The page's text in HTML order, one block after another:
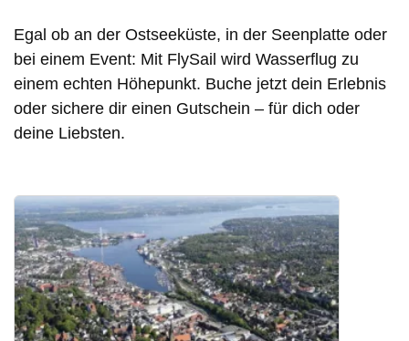
Egal ob an der Ostseeküste, in der Seenplatte oder
bei einem Event: Mit FlySail wird Wasserflug zu
einem echten Höhepunkt. Buche jetzt dein Erlebnis
oder sichere dir einen Gutschein – für dich oder
deine Liebsten.